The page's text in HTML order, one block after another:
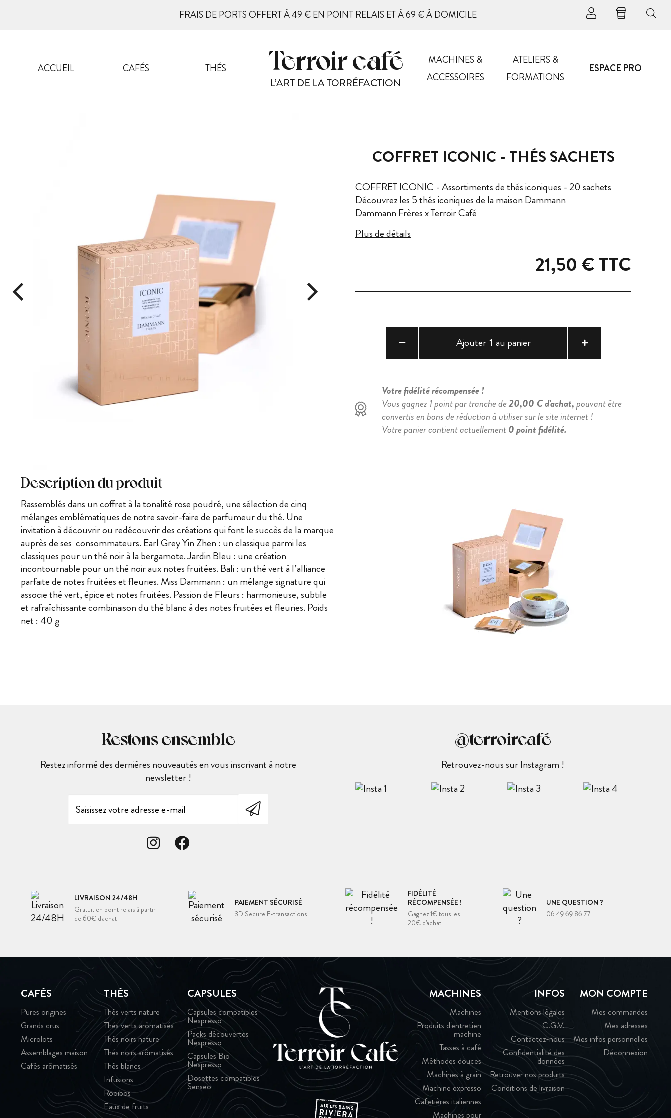
FRAIS DE PORTS OFFERT À 49 € EN POINT RELAIS ET À 69 € À DOMICILE
ACCUEIL CAFÉS THÉS
MACHINES &
ACCESSOIRES
ATELIERS &
FORMATIONS
ESPACE PRO
COFFRET ICONIC - THÉS SACHETS
COFFRET ICONIC - Assortiments de thés iconiques - 20 sachets
Découvrez les 5 thés iconiques de la maison Dammann
Dammann Frères x Terroir Café
Plus de détails
21,50 €TTC
Ajouter 1 au panier
Votre fidélité récompensée !
Vous gagnez 1 point par tranche de20,00 € d'achat,pouvant être
convertis en bons de réduction à utiliser sur le site internet !
Votre panier contient actuellement0 point fidélité.
Description du produit
Rassemblés dans un coffret à la tonalité rose poudré, une sélection de cinq
mélanges emblématiques de notre savoir-faire de parfumeur du thé. Une
invitation à découvrir ou redécouvrir des créations qui font le succès de la marque
auprès de ses consommateurs. Earl Grey Yin Zhen : un classique parmi les
classiques pour un thé noir à la bergamote. Jardin Bleu : une création
incontournable pour un thé noir aux notes fruitées. Bali : un thé vert à l’alliance
parfaite de notes fruitées et fleuries. Miss Dammann : un mélange signature qui
associe thé vert, épice et notes fruitées. Passion de Fleurs : harmonieuse, subtile
et rafraîchissante combinaison du thé blanc à des notes fruitées et fleuries. Poids
net : 40 g
Restons ensemble
Restez informé des dernières nouveautés en vous inscrivant à notre
newsletter !
@terroircafé
Retrouvez-nous sur Instagram !
LIVRAISON 24/48H
Gratuit en point relais à partir
de 60€ d'achat
PAIEMENT SÉCURISÉ
3D Secure E-transactions
FIDÉLITÉ
RÉCOMPENSÉE !
Gagnez 1€ tous les
20€ d'achat
UNE QUESTION ?
06 49 69 86 77
CAFÉS
Pures origines
Grands crus
Microlots
Assemblages maison
Cafés arômatisés
THÉS
Thés verts nature
Thés verts arômatisés
Thés noirs nature
Thés noirs arômatisés
Thés blancs
Infusions
Rooibos
Eaux de fruits
CAPSULES
Capsules compatibles
Nespresso
Packs découvertes
Nespresso
Capsules Bio
Nespresso
Dosettes compatibles
Senseo
MACHINES
Machines
Produits d'entretien
machine
Tasses à café
Méthodes douces
Machines à grain
Machine expresso
Cafetières italiennes
Machines pour
INFOS
Mentions légales
C.G.V.
Contactez-nous
Confidentialité des
données
Retrouver nos produits
Conditions de livraison
MON COMPTE
Mes commandes
Mes adresses
Mes infos personnelles
Déconnexion